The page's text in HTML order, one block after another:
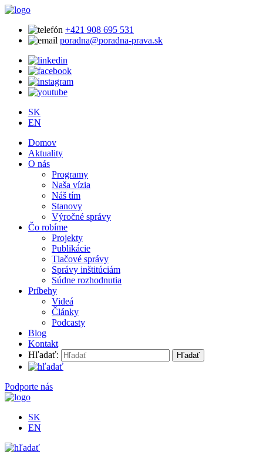
+421 908 695 531
poradna@poradna-prava.sk
SK
EN
Domov
Aktuality
O nás
Programy
Naša vízia
Náš tím
Stanovy
Výročné správy
Čo robíme
Projekty
Publikácie
Tlačové správy
Správy inštitúciám
Súdne rozhodnutia
Príbehy
Videá
Články
Podcasty
Blog
Kontakt
Hľadať:
Podporte nás
SK
EN